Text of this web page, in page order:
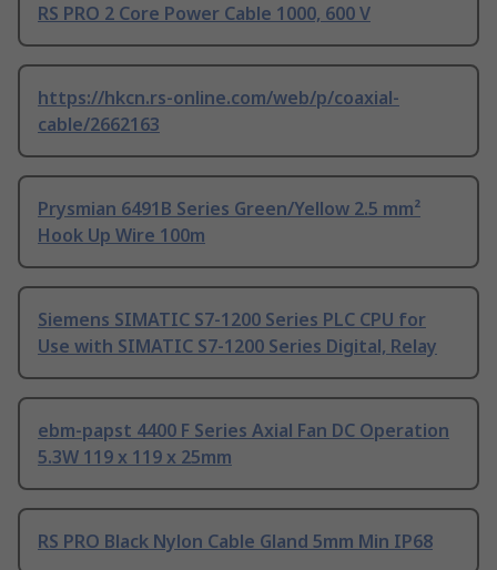
RS PRO 2 Core Power Cable 1000, 600 V
https://hkcn.rs-online.com/web/p/coaxial-
cable/2662163
Prysmian 6491B Series Green/Yellow 2.5 mm²
Hook Up Wire 100m
Siemens SIMATIC S7-1200 Series PLC CPU for
Use with SIMATIC S7-1200 Series Digital, Relay
ebm-papst 4400 F Series Axial Fan DC Operation
5.3W 119 x 119 x 25mm
RS PRO Black Nylon Cable Gland 5mm Min IP68